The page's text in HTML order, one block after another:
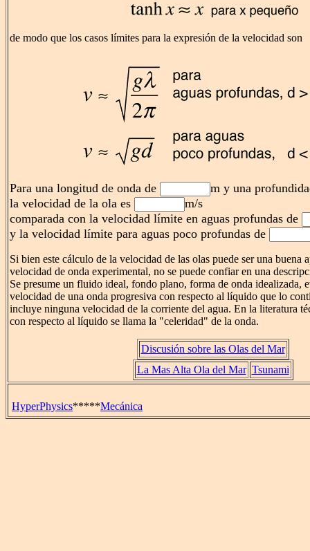
de modo que los casos límites para la expresión de la velocidad son
Para una longitud de onda de
m y una
la velocidad de la ola es
m/s
comparada con la velocidad límite en aguas profundas de
y la velocidad límite para aguas poco profundas de
Si bien este cálculo de la velocidad de las olas puede ser una buena
velocidad de onda experimental, no se puede confiar en una
Se presume un fluido ideal, fondo plano, forma de onda idealizada,
velocidad de una onda progresiva con respecto al líquido que lo
incluye ninguna velocidad de la corriente del agua. En la literatura
con respecto al líquido se llama la "celeridad" de la onda.
Discusión sobre las Olas del Mar
La Mas Alta Ola del Mar Tsunami
HyperPhysics*****Mecánica